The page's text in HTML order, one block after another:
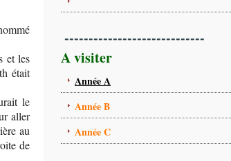
et les
était
le
aller
au
de
-----------------------------
A visiter
Année A
Année B
Année C